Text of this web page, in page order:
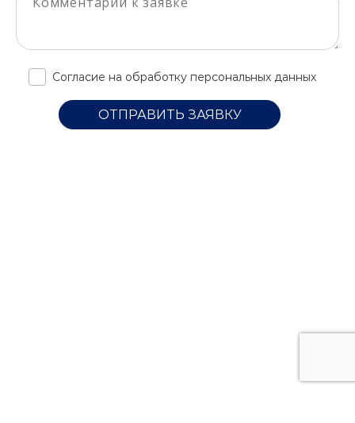
Согласие на обработку персональных данных